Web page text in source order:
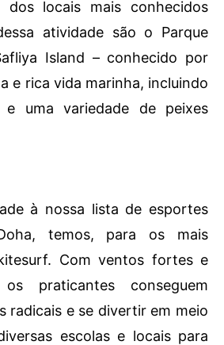
dos locais mais conhecidos
atividade são o Parque
Island – conhecido por
e rica vida marinha, incluindo
e uma variedade de peixes
à nossa lista de esportes
temos, para os mais
Com ventos fortes e
praticantes conseguem
radicais e se divertir em meio
escolas e locais para